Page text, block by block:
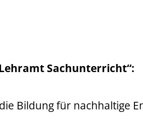
Sachunterricht“:
Bildung für nachhaltige